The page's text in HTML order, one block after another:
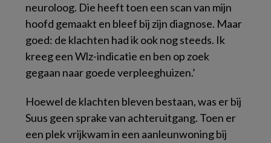
neuroloog. Die heeft toen een scan van mijn
hoofd gemaakt en bleef bij zijn diagnose. Maar
goed: de klachten had ik ook nog steeds. Ik
kreeg een Wlz-indicatie en ben op zoek
gegaan naar goede verpleeghuizen.’
Hoewel de klachten bleven bestaan, was er bij
Suus geen sprake van achteruitgang. Toen er
een plek vrijkwam in een aanleunwoning bij